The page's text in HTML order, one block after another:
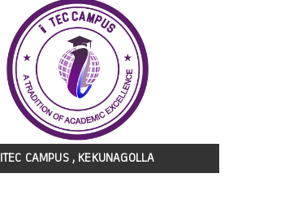
ITEC CAMPUS , KEKUNAGOLLA